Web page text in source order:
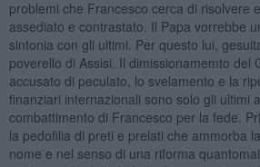
problemi che Francesco cerca di risolvere
assediato e contrastato. Il Papa vorrebbe
sintonia con gli ultimi. Per questo lui,
poverello di Assisi. Il dimissionamemto del
accusato di peculato, lo svelamento e la
finanziari internazionali sono solo gli ultimi
combattimento di Francesco per la fede.
la pedofilia di preti e prelati che ammorba
nome e nel senso di una riforma